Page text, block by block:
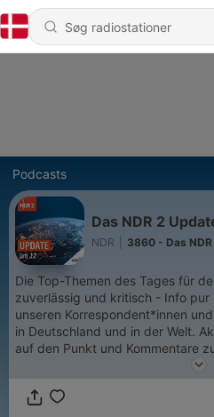
Podcasts
Das NDR 2
NDR 3860 - Das
Die Top-Themen des Tages für
zuverlässig und kritisch - Info pur
unseren Korrespondent*innen
in Deutschland und in der Welt.
auf den Punkt und Kommentare